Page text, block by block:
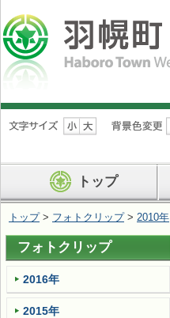
ナ
ビ
ン
を
ば
す
トップ
トップ> フォトクリップ> 2010年
フォトクリップ
2016年
2015年